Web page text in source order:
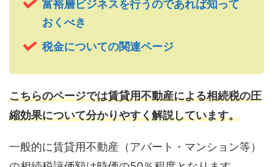
富裕層ビジネスを行うのであれば知って
おくべき
税金についての関連ページ
こちらのページでは賃貸用不動産による相続税の圧
縮効果について分かりやすく解説しています。
一般的に賃貸用不動産（アパート・マンション等）